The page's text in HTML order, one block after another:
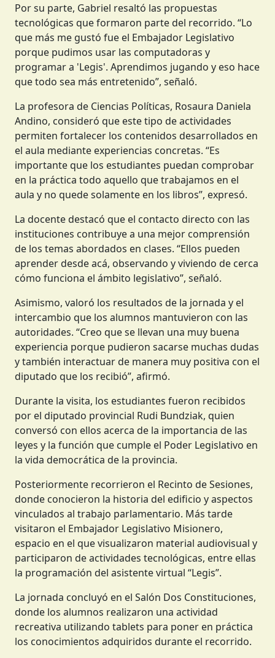
Por su parte, Gabriel resaltó las propuestas
tecnológicas que formaron parte del recorrido. “Lo
que más me gustó fue el Embajador Legislativo
porque pudimos usar las computadoras y
programar a 'Legis'. Aprendimos jugando y eso hace
que todo sea más entretenido”, señaló.
La profesora de Ciencias Políticas, Rosaura Daniela
Andino, consideró que este tipo de actividades
permiten fortalecer los contenidos desarrollados en
el aula mediante experiencias concretas. “Es
importante que los estudiantes puedan comprobar
en la práctica todo aquello que trabajamos en el
aula y no quede solamente en los libros”, expresó.
La docente destacó que el contacto directo con las
instituciones contribuye a una mejor comprensión
de los temas abordados en clases. “Ellos pueden
aprender desde acá, observando y viviendo de cerca
cómo funciona el ámbito legislativo”, señaló.
Asimismo, valoró los resultados de la jornada y el
intercambio que los alumnos mantuvieron con las
autoridades. “Creo que se llevan una muy buena
experiencia porque pudieron sacarse muchas dudas
y también interactuar de manera muy positiva con el
diputado que los recibió”, afirmó.
Durante la visita, los estudiantes fueron recibidos
por el diputado provincial Rudi Bundziak, quien
conversó con ellos acerca de la importancia de las
leyes y la función que cumple el Poder Legislativo en
la vida democrática de la provincia.
Posteriormente recorrieron el Recinto de Sesiones,
donde conocieron la historia del edificio y aspectos
vinculados al trabajo parlamentario. Más tarde
visitaron el Embajador Legislativo Misionero,
espacio en el que visualizaron material audiovisual y
participaron de actividades tecnológicas, entre ellas
la programación del asistente virtual “Legis”.
La jornada concluyó en el Salón Dos Constituciones,
donde los alumnos realizaron una actividad
recreativa utilizando tablets para poner en práctica
los conocimientos adquiridos durante el recorrido.